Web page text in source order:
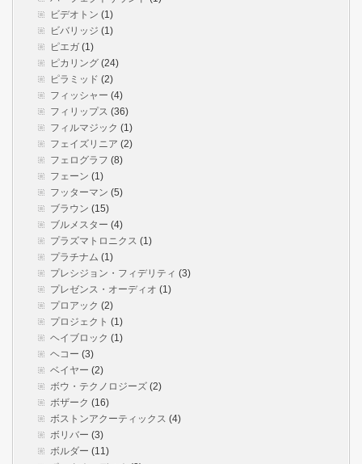
ビデオトン (1)
ビバリッジ (1)
ピエガ (1)
ピカリング (24)
ピラミッド (2)
フィッシャー (4)
フィリップス (36)
フィルマジック (1)
フェイズリニア (2)
フェログラフ (8)
フェーン (1)
フッターマン (5)
ブラウン (15)
ブルメスター (4)
プラズマトロニクス (1)
プラチナム (1)
プレシジョン・フィデリティ (3)
プレゼンス・オーディオ (1)
プロアック (2)
プロジェクト (1)
ヘイブロック (1)
ヘコー (3)
ベイヤー (2)
ボウ・テクノロジーズ (2)
ボザーク (16)
ボストンアクーティックス (4)
ボリバー (3)
ボルダー (11)